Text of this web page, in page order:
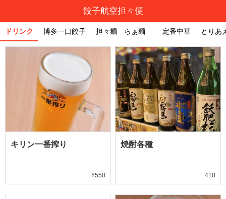
餃子航空担々便
ドリンク 博多一口餃子 担々麺 らぁ麺 定番中華 とりあ
キリン一番搾り
¥550
焼酎各種
410